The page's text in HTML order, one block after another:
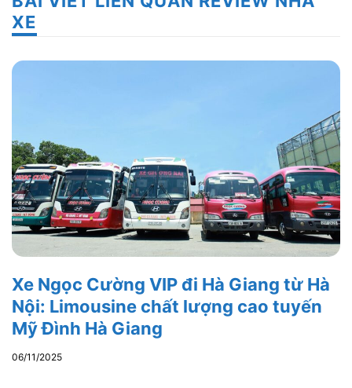
XE
Xe Ngọc Cường VIP đi Hà Giang từ Hà
Nội: Limousine chất lượng cao tuyến
Mỹ Đình Hà Giang
06/11/2025